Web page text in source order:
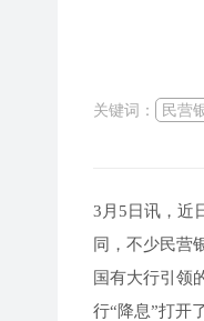
关键词： 民营
3月5日讯，近
同，不少民营
国有大行引领
行“降息”打开